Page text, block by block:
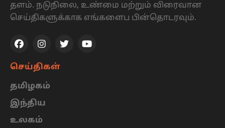
தளம். நடுநிலை, உண்மை மற்றும் விரைவான
செய்திகளுக்காக எங்களைப பின்தொடரவும்.
செய்திகள்
தமிழகம்
இந்திய
உலகம்